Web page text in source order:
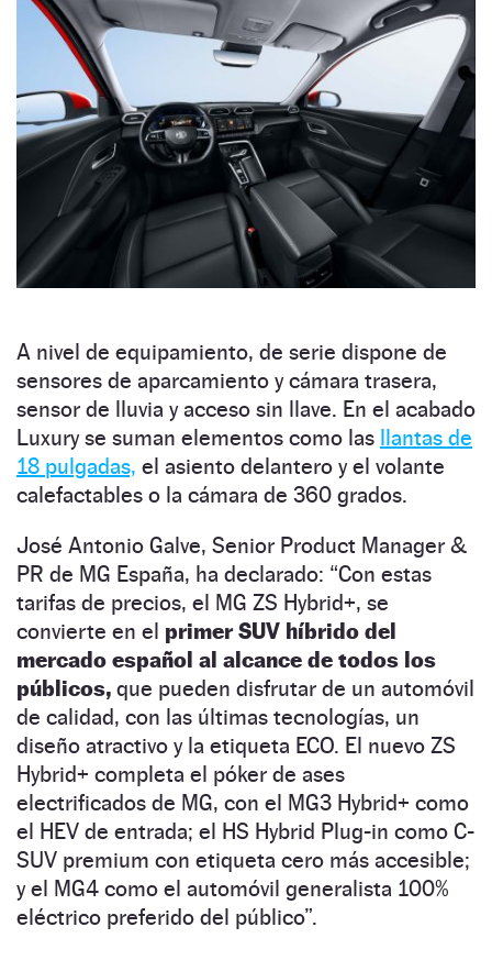
A nivel de equipamiento, de serie dispone de
sensores de aparcamiento y cámara trasera,
sensor de lluvia y acceso sin llave. En el acabado
Luxury se suman elementos como las llantas de
18 pulgadas, el asiento delantero y el volante
calefactables o la cámara de 360 grados.
José Antonio Galve, Senior Product Manager &
PR de MG España, ha declarado: “Con estas
tarifas de precios, el MG ZS Hybrid+, se
convierte en el primer SUV híbrido del
mercado español al alcance de todos los
públicos, que pueden disfrutar de un automóvil
de calidad, con las últimas tecnologías, un
diseño atractivo y la etiqueta ECO. El nuevo ZS
Hybrid+ completa el póker de ases
electrificados de MG, con el MG3 Hybrid+ como
el HEV de entrada; el HS Hybrid Plug-in como C-
SUV premium con etiqueta cero más accesible;
y el MG4 como el automóvil generalista 100%
eléctrico preferido del público”.